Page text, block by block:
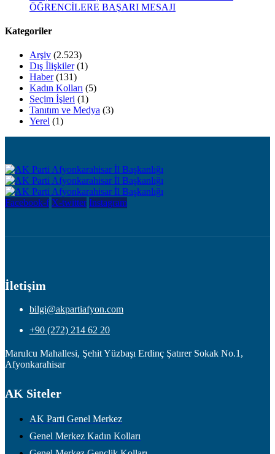
ÖĞRENCİLERE BAŞARI MESAJI
Kategoriler
Arşiv (2.523)
Dış İlişkiler(1)
Haber(131)
Kadın Kolları (5)
Seçim İşleri (1)
Tanıtım ve Medya (3)
Yerel (1)
Facebook-f X-twitter Instagram
İletişim
bilgi@akpartiafyon.com
+90 (272) 214 62 20
Marulcu Mahallesi, Şehit Yüzbaşı Erdinç Şatırer Sokak No.1,
Afyonkarahisar
AK Siteler
AK Parti Genel Merkez
Genel Merkez Kadın Kolları